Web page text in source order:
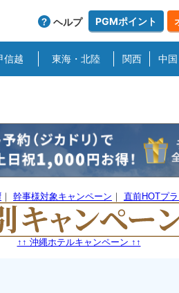
ヘルプ PGMポイント
信越 東海・北陸 関西 中国
｜ 幹事様対象キャンペーン ｜ 直前HOTプ
↑↑ 沖縄ホテルキャンペーン ↑↑